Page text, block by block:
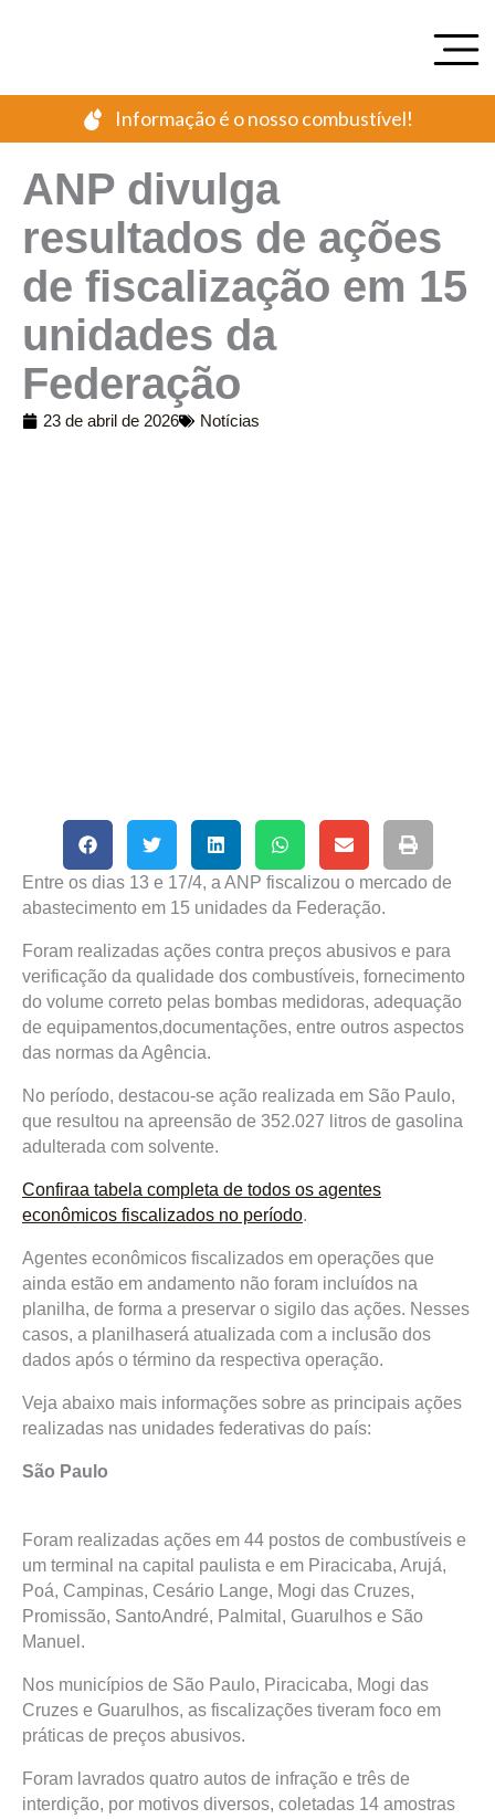
Informação é o nosso combustível!
ANP divulga
resultados de ações
de fiscalização em 15
unidades da
Federação
23 de abril de 2026 Notícias
Entre os dias 13 e 17/4, a ANP fiscalizou o mercado de
abastecimento em 15 unidades da Federação.
Foram realizadas ações contra preços abusivos e para
verificação da qualidade dos combustíveis, fornecimento
do volume correto pelas bombas medidoras, adequação
de equipamentos,documentações, entre outros aspectos
das normas da Agência.
No período, destacou-se ação realizada em São Paulo,
que resultou na apreensão de 352.027 litros de gasolina
adulterada com solvente.
Confiraa tabela completa de todos os agentes
econômicos fiscalizados no período.
Agentes econômicos fiscalizados em operações que
ainda estão em andamento não foram incluídos na
planilha, de forma a preservar o sigilo das ações. Nesses
casos, a planilhaserá atualizada com a inclusão dos
dados após o término da respectiva operação.
Veja abaixo mais informações sobre as principais ações
realizadas nas unidades federativas do país:
São Paulo
Foram realizadas ações em 44 postos de combustíveis e
um terminal na capital paulista e em Piracicaba, Arujá,
Poá, Campinas, Cesário Lange, Mogi das Cruzes,
Promissão, SantoAndré, Palmital, Guarulhos e São
Manuel.
Nos municípios de São Paulo, Piracicaba, Mogi das
Cruzes e Guarulhos, as fiscalizações tiveram foco em
práticas de preços abusivos.
Foram lavrados quatro autos de infração e três de
interdição, por motivos diversos, coletadas 14 amostras